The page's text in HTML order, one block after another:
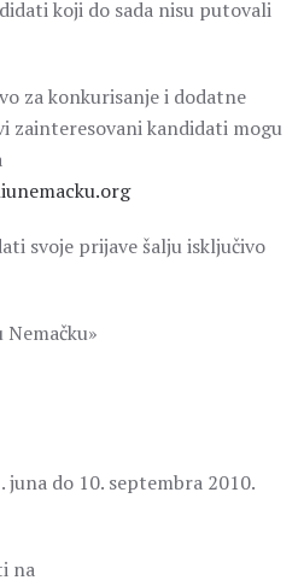
koji do sada nisu putovali
za konkurisanje i dodatne
zainteresovani kandidati mogu
svoje prijave šalju isključivo
do 10. septembra 2010.
na